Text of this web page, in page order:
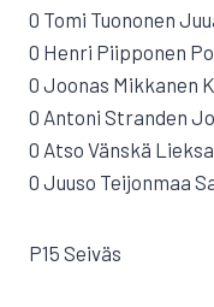
0 Tomi Tuononen
0 Henri Piipponen
0 Joonas Mikkanen
0 Antoni Stranden
0 Atso Vänskä
0 Juuso Teijonmaa
P15 Seiväs